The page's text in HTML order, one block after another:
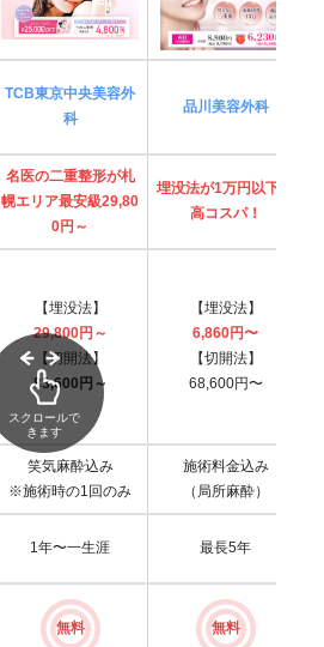
TCB東京中央美容外
科
品川美容外科
名医の二重整形が札
幌エリア最安級29,80
0円～
埋没法が1万円以下と
高コスパ！
【埋没法】
29,800円～
【切開法】
83,600円～
【埋没法】
6,860円〜
【切開法】
68,600円〜
笑気麻酔込み
※施術時の1回のみ
施術料金込み
（局所麻酔）
1年〜一生涯 最長5年
無料 無料
スクロールで
きます